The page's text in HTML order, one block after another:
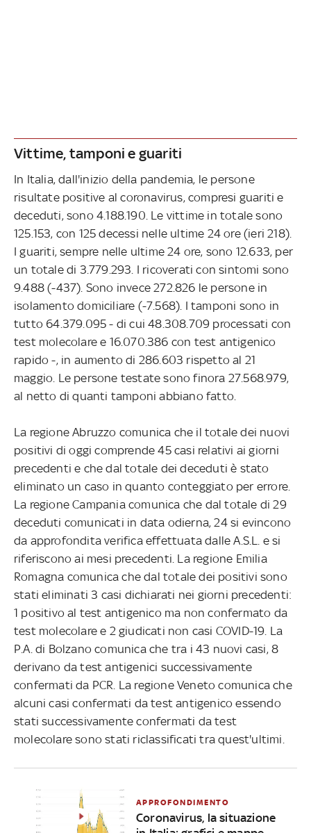
Vittime, tamponi e guariti
In Italia, dall'inizio della pandemia, le persone
risultate positive al coronavirus, compresi guariti e
deceduti, sono 4.188.190. Le vittime in totale sono
125.153, con 125 decessi nelle ultime 24 ore (ieri 218).
I guariti, sempre nelle ultime 24 ore, sono 12.633, per
un totale di 3.779.293. I ricoverati con sintomi sono
9.488 (-437). Sono invece 272.826 le persone in
isolamento domiciliare (-7.568). I tamponi sono in
tutto 64.379.095 - di cui 48.308.709 processati con
test molecolare e 16.070.386 con test antigenico
rapido -, in aumento di 286.603 rispetto al 21
maggio. Le persone testate sono finora 27.568.979,
al netto di quanti tamponi abbiano fatto.
La regione Abruzzo comunica che il totale dei nuovi
positivi di oggi comprende 45 casi relativi ai giorni
precedenti e che dal totale dei deceduti è stato
eliminato un caso in quanto conteggiato per errore.
La regione Campania comunica che dal totale di 29
deceduti comunicati in data odierna, 24 si evincono
da approfondita verifica effettuata dalle A.S.L. e si
riferiscono ai mesi precedenti. La regione Emilia
Romagna comunica che dal totale dei positivi sono
stati eliminati 3 casi dichiarati nei giorni precedenti:
1 positivo al test antigenico ma non confermato da
test molecolare e 2 giudicati non casi COVID-19. La
P.A. di Bolzano comunica che tra i 43 nuovi casi, 8
derivano da test antigenici successivamente
confermati da PCR. La regione Veneto comunica che
alcuni casi confermati da test antigenico essendo
stati successivamente confermati da test
molecolare sono stati riclassificati tra quest'ultimi.
APPROFONDIMENTO
Coronavirus, la situazione